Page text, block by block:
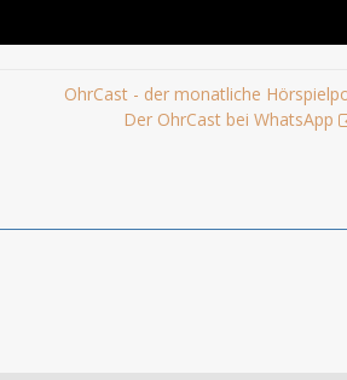
OhrCast - der monatliche
Der OhrCast bei WhatsApp